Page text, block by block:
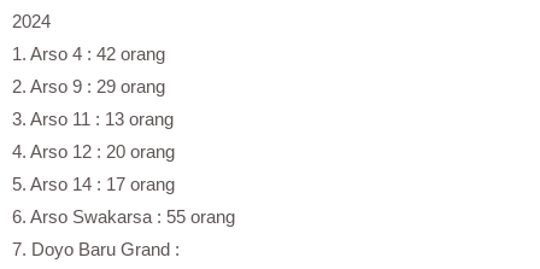
2024
1. Arso 4 : 42 orang
2. Arso 9 : 29 orang
3. Arso 11 : 13 orang
4. Arso 12 : 20 orang
5. Arso 14 : 17 orang
6. Arso Swakarsa : 55 orang
7. Doyo Baru Grand :